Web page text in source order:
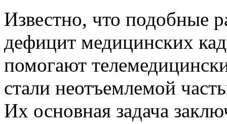
Известно, что подобные
дефицит медицинских
помогают
стали неотъемлемой
Их основная задача